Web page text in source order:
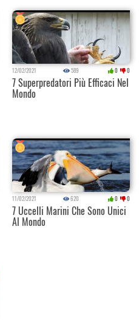
12/02/2021 589 0 0
7 Superpredatori Più Efficaci Nel
Mondo
11/02/2021 620 0 0
7 Uccelli Marini Che Sono Unici
Al Mondo